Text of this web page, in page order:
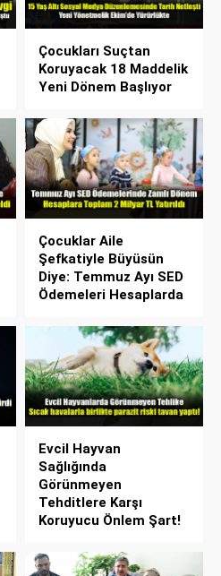
Çocukları Suçtan
Koruyacak 18 Maddelik
Yeni Dönem Başlıyor
Çocuklar Aile
Şefkatiyle Büyüsün
Diye: Temmuz Ayı SED
Ödemeleri Hesaplarda
Evcil Hayvan
Sağlığında
Görünmeyen
Tehditlere Karşı
Koruyucu Önlem Şart!